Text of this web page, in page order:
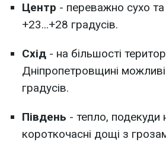
Центр - переважно сухо та
+23...+28 градусів.
Схід - на більшості
Дніпропетровщині
градусів.
Південь - тепло, подекуди
короткочасні дощі з